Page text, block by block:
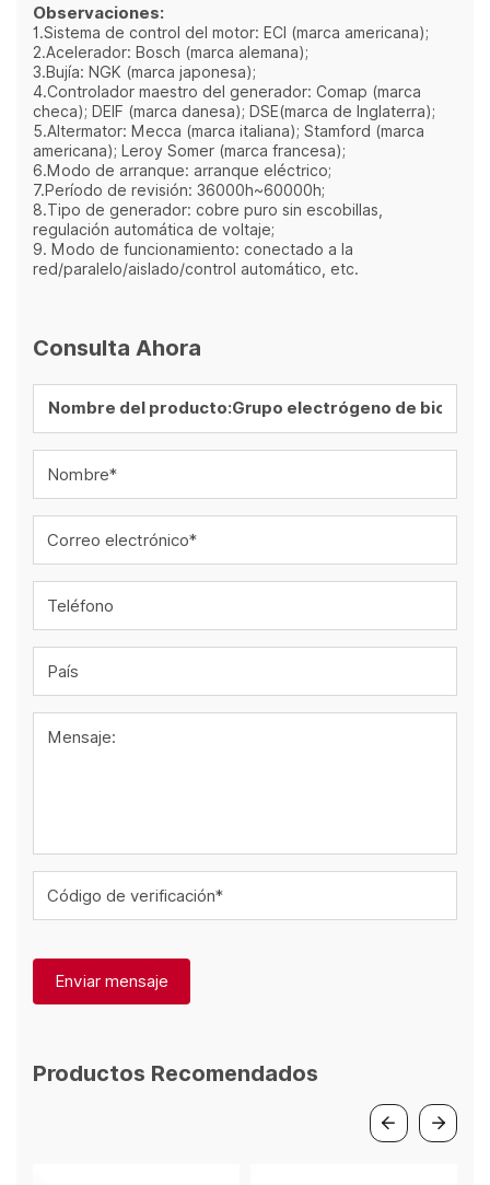
Observaciones:
1.Sistema de control del motor: ECI (marca americana);
2.Acelerador: Bosch (marca alemana);
3.Bujía: NGK (marca japonesa);
4.Controlador maestro del generador: Comap (marca
checa); DEIF (marca danesa); DSE(marca de Inglaterra);
5.Altermator: Mecca (marca italiana); Stamford (marca
americana); Leroy Somer (marca francesa);
6.Modo de arranque: arranque eléctrico;
7.Período de revisión: 36000h~60000h;
8.Tipo de generador: cobre puro sin escobillas,
regulación automática de voltaje;
9. Modo de funcionamiento: conectado a la
red/paralelo/aislado/control automático, etc.
Consulta Ahora
Nombre*
Correo electrónico*
Teléfono
País
Mensaje:
Código de verificación*
Enviar mensaje
Productos Recomendados